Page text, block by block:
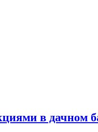
в дачном